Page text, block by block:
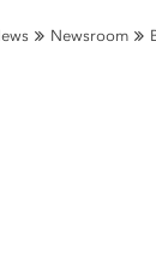
Newsroom